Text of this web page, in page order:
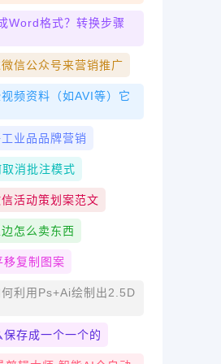
word格式？转换步骤
信公众号来营销推广
频资料（如AVI等）它
业品品牌营销
消批注模式
活动策划案范文
怎么卖东西
移复制图案
利用ps+ai绘制出2.5D
存成一个一个的